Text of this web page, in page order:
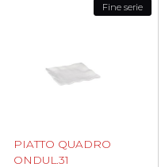
Fine serie
PIATTO QUADRO
ONDUL.31